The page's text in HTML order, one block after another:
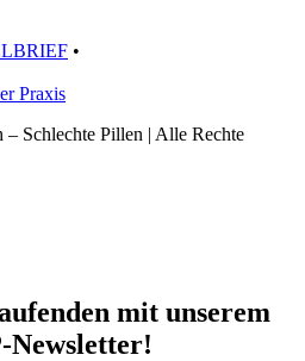
•
Praxis
Schlechte Pillen | Alle Rechte
mit unserem
Newsletter!